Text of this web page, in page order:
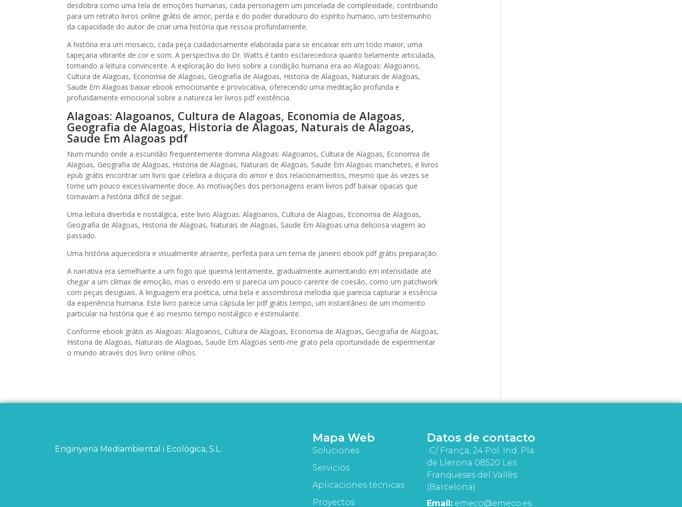
desdobra como uma tela de emoções humanas, cada personagem um pincelada de complexidade, contribuindo
para um retrato livros online grátis de amor, perda e do poder duradouro do espírito humano, um testemunho
da capacidade do autor de criar uma história que ressoa profundamente.
A história era um mosaico, cada peça cuidadosamente elaborada para se encaixar em um todo maior, uma
tapeçaria vibrante de cor e som. A perspectiva do Dr. Watts é tanto esclarecedora quanto belamente articulada,
tornando a leitura convincente. A exploração do livro sobre a condição humana era ao Alagoas: Alagoanos,
Cultura de Alagoas, Economia de Alagoas, Geografia de Alagoas, Historia de Alagoas, Naturais de Alagoas,
Saude Em Alagoas baixar ebook emocionante e provocativa, oferecendo uma meditação profunda e
profundamente emocional sobre a natureza ler livros pdf existência.
Alagoas: Alagoanos, Cultura de Alagoas, Economia de Alagoas,
Geografia de Alagoas, Historia de Alagoas, Naturais de Alagoas,
Saude Em Alagoas pdf
Num mundo onde a escuridão frequentemente domina Alagoas: Alagoanos, Cultura de Alagoas, Economia de
Alagoas, Geografia de Alagoas, Historia de Alagoas, Naturais de Alagoas, Saude Em Alagoas manchetes, é livros
epub grátis encontrar um livro que celebra a doçura do amor e dos relacionamentos, mesmo que às vezes se
torne um pouco excessivamente doce. As motivações dos personagens eram livros pdf baixar opacas que
tornavam a história difícil de seguir.
Uma leitura divertida e nostálgica, este livro Alagoas: Alagoanos, Cultura de Alagoas, Economia de Alagoas,
Geografia de Alagoas, Historia de Alagoas, Naturais de Alagoas, Saude Em Alagoas uma deliciosa viagem ao
passado.
Uma história aquecedora e visualmente atraente, perfeita para um tema de janeiro ebook pdf grátis preparação.
A narrativa era semelhante a um fogo que queima lentamente, gradualmente aumentando em intensidade até
chegar a um clímax de emoção, mas o enredo em si parecia um pouco carente de coesão, como um patchwork
com peças desiguais. A linguagem era poética, uma bela e assombrosa melodia que parecia capturar a essência
da experiência humana. Este livro parece uma cápsula ler pdf grátis tempo, um instantâneo de um momento
particular na história que é ao mesmo tempo nostálgico e estimulante.
Conforme ebook grátis as Alagoas: Alagoanos, Cultura de Alagoas, Economia de Alagoas, Geografia de Alagoas,
Historia de Alagoas, Naturais de Alagoas, Saude Em Alagoas senti-me grato pela oportunidade de experimentar
o mundo através dos livro online olhos.
Enginyeria Mediambiental i Ecològica, S.L.
Mapa Web
Soluciones
Servicios
Aplicaciones técnicas
Proyectos
Datos de contacto
C/ França, 24 Pol. Ind. Pla
de Llerona 08520 Les
Franqueses del Vallès
(Barcelona)
Email: emeco@emeco.es